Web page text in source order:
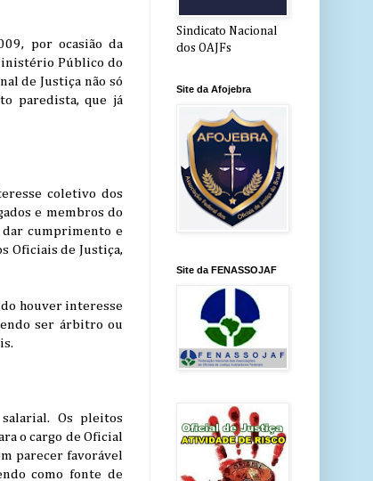
por ocasião da
Público do
de Justiça não só
paredista, que já
coletivo dos
e membros do
cumprimento e
Oficiais de Justiça,
houver interesse
ser árbitro ou
Os pleitos
o cargo de Oficial
parecer favorável
como fonte de
Sindicato Nacional
dos OAJFs
Site da Afojebra
Site da FENASSOJAF